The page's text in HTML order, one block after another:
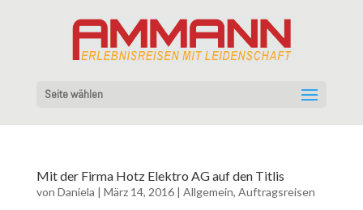
Seite wählen
Mit der Firma Hotz Elektro AG auf den Titlis
von Daniela | März 14, 2016| Allgemein, Auftragsreisen